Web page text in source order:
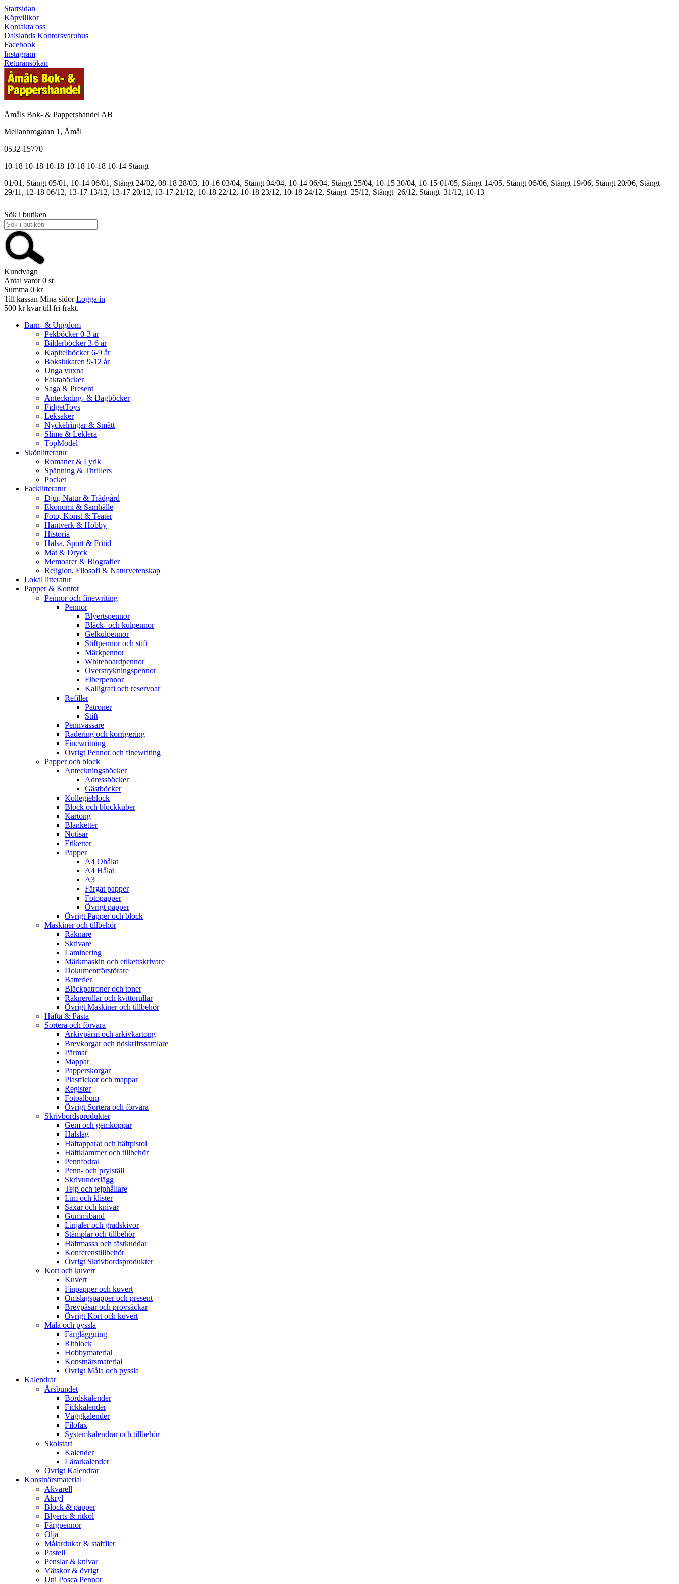
Startsidan
Köpvillkor
Kontakta oss
Dalslands Kontorsvaruhus
Facebook
Instagram
Returansökan
Åmåls Bok- & Pappershandel AB
Mellanbrogatan 1, Åmål
0532-15770
10-18 10-18 10-18 10-18 10-18 10-14 Stängt
01/01, Stängt 05/01, 10-14 06/01, Stängt 24/02, 08-18 28/03, 10-16 03/04, Stängt 04/04, 10-14 06/04, Stängt 25/04, 10-15 30/04, 10-15 01/05, Stängt 14/05, Stängt 06/06, Stängt 19/06, Stängt 20/06, Stängt
29/11, 12-18 06/12, 13-17 13/12, 13-17 20/12, 13-17 21/12, 10-18 22/12, 10-18 23/12, 10-18 24/12, Stängt 25/12, Stängt 26/12, Stängt 31/12, 10-13
Sök i butiken
Kundvagn
Antal varor 0 st
Summa 0 kr
Till kassan Mina sidor Logga in
500 kr kvar till fri frakt.
Barn- & Ungdom
Pekböcker 0-3 år
Bilderböcker 3-6 år
Kapitelböcker 6-9 år
Bokslukaren 9-12 år
Unga vuxna
Faktaböcker
Saga & Present
Anteckning- & Dagböcker
FidgetToys
Leksaker
Nyckelringar & Smått
Slime & Leklera
TopModel
Skönlitteratur
Romaner & Lyrik
Spänning & Thrillers
Pocket
Facklitteratur
Djur, Natur & Trädgård
Ekonomi & Samhälle
Foto, Konst & Teater
Hantverk & Hobby
Historia
Hälsa, Sport & Fritid
Mat & Dryck
Memoarer & Biografier
Religion, Filosofi & Naturvetenskap
Lokal litteratur
Papper & Kontor
Pennor och finewriting
Pennor
Blyertspennor
Bläck- och kulpennor
Gelkulpennor
Stiftpennor och stift
Märkpennor
Whiteboardpennor
Överstrykningspennor
Fiberpennor
Kalligrafi och reservoar
Refiller
Patroner
Stift
Pennvässare
Radering och korrigering
Finewritning
Övrigt Pennor och finewriting
Papper och block
Anteckningsböcker
Adressböcker
Gästböcker
Kollegieblock
Block och blockkuber
Kartong
Blanketter
Notisar
Etiketter
Papper
A4 Ohålat
A4 Hålat
A3
Färgat papper
Fotopapper
Övrigt papper
Övrigt Papper och block
Maskiner och tillbehör
Räknare
Skrivare
Laminering
Märkmaskin och etikettskrivare
Dokumentförstörare
Batterier
Bläckpatroner och toner
Räknerullar och kvittorullar
Övrigt Maskiner och tillbehör
Häfta & Fästa
Sortera och förvara
Arkivpärm och arkivkartong
Brevkorgar och tidskriftssamlare
Pärmar
Mappar
Papperskorgar
Plastfickor och mappar
Register
Fotoalbum
Övrigt Sortera och förvara
Skrivbordsprodukter
Gem och gemkoppar
Hålslag
Häftapparat och häftpistol
Häftklammer och tillbehör
Pennfodral
Penn- och prylställ
Skrivunderlägg
Tejp och tejphållare
Lim och klister
Saxar och knivar
Gummiband
Linjaler och gradskivor
Stämplar och tillbehör
Häftmassa och fästkuddar
Konferenstillbehör
Övrigt Skrivbordsprodukter
Kort och kuvert
Kuvert
Finpapper och kuvert
Omslagspapper och present
Brevpåsar och provsäckar
Övrigt Kort och kuvert
Måla och pyssla
Färgläggning
Ritblock
Hobbymaterial
Konstnärsmaterial
Övrigt Måla och pyssla
Kalendrar
Årsbundet
Bordskalender
Fickkalender
Väggkalender
Filofax
Systemkalendrar och tillbehör
Skolstart
Kalender
Lärarkalender
Övrigt Kalendrar
Konstnärsmaterial
Akvarell
Akryl
Block & papper
Blyerts & ritkol
Färgpennor
Olja
Målardukar & stafflier
Pastell
Penslar & knivar
Vätskor & övrigt
Uni Posca Pennor